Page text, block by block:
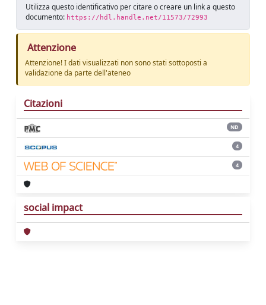
Utilizza questo identificativo per citare o creare un link a questo
documento: https://hdl.handle.net/11573/72993
Attenzione
Attenzione! I dati visualizzati non sono stati sottoposti a
validazione da parte dell'ateneo
Citazioni
ND
4
4
social impact